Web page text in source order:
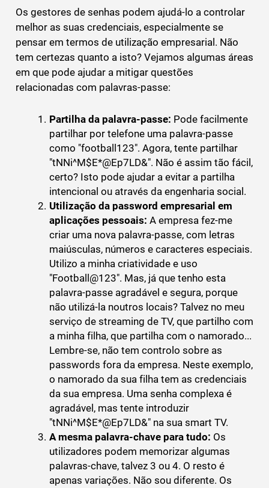
Os gestores de senhas podem ajudá-lo a controlar
melhor as suas credenciais, especialmente se
pensar em termos de utilização empresarial. Não
tem certezas quanto a isto? Vejamos algumas áreas
em que pode ajudar a mitigar questões
relacionadas com palavras-passe:
Partilha da palavra-passe: Pode facilmente
partilhar por telefone uma palavra-passe
como "football123". Agora, tente partilhar
"tNNi^M$E*@Ep7LD&". Não é assim tão fácil,
certo? Isto pode ajudar a evitar a partilha
intencional ou através da engenharia social.
Utilização da password empresarial em
aplicações pessoais: A empresa fez-me
criar uma nova palavra-passe, com letras
maiúsculas, números e caracteres especiais.
Utilizo a minha criatividade e uso
"Football@123". Mas, já que tenho esta
palavra-passe agradável e segura, porque
não utilizá-la noutros locais? Talvez no meu
serviço de streaming de TV, que partilho com
a minha filha, que partilha com o namorado...
Lembre-se, não tem controlo sobre as
passwords fora da empresa. Neste exemplo,
o namorado da sua filha tem as credenciais
da sua empresa. Uma senha complexa é
agradável, mas tente introduzir
"tNNi^M$E*@Ep7LD&" na sua smart TV.
A mesma palavra-chave para tudo: Os
utilizadores podem memorizar algumas
palavras-chave, talvez 3 ou 4. O resto é
apenas variações. Não sou diferente. Os